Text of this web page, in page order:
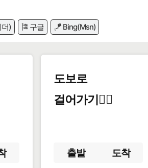
) 🎏 구글 🪁 Bing(Msn)
도보로
걸어가기🚶‍♂️
출발 도착